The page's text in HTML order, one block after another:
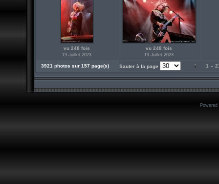
vu 248 fois
19 Juillet 2023
vu 248 fois
19 Juillet 2023
3921 photos sur 157 page(s) Sauter à la page 1 -